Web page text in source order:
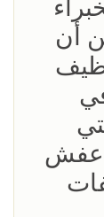
أن
عفش